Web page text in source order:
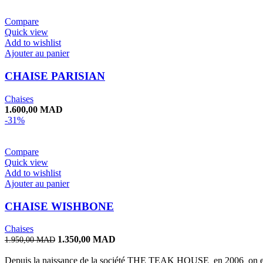
Compare
Quick view
Add to wishlist
Ajouter au panier
CHAISE PARISIAN
Chaises
1.600,00 MAD
-31%
Compare
Quick view
Add to wishlist
Ajouter au panier
CHAISE WISHBONE
Chaises
1.950,00MAD Le
initial
1.350,00 MAD
actuel
Depuis la naissance de la société THE TEAK HOUSE en 2006 on